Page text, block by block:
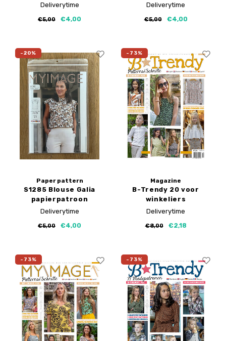
Deliverytime
€5,00 €4,00
Deliverytime
€5,00 €4,00
-20%
Paper pattern
S1285 Blouse Galia
papierpatroon
Deliverytime
€5,00 €4,00
-73%
Magazine
B-Trendy 20 voor
winkeliers
Deliverytime
€8,00 €2,18
-73% -73%